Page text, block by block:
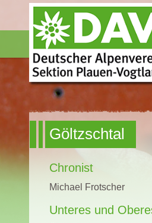
Göltzschtal
Chronist
Michael Frotscher
Unteres und